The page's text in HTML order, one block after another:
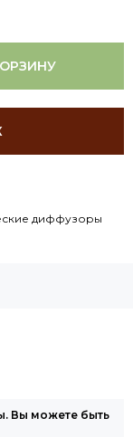
диффузоры
Вы можете быть